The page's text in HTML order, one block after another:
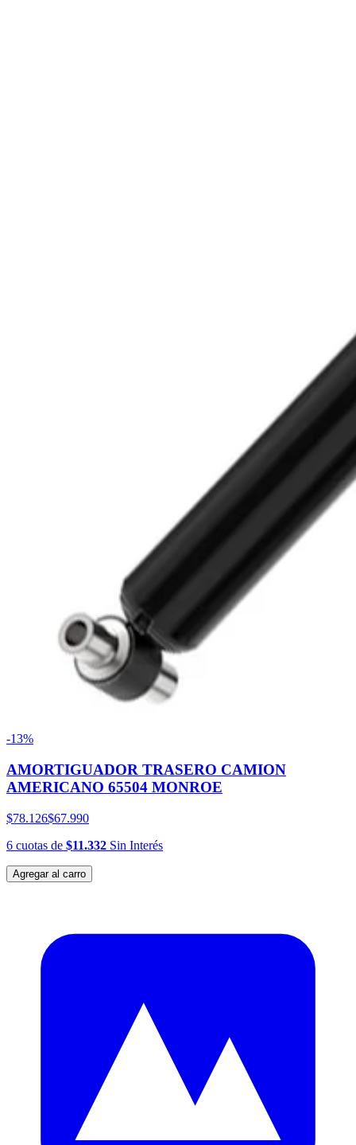
-13%
AMORTIGUADOR TRASERO CAMION
AMERICANO 65504 MONROE
$78.126$67.990
6 cuotas de $11.332 Sin Interés
Agregar al carro